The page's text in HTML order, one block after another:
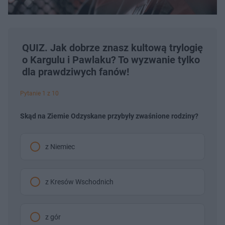
QUIZ. Jak dobrze znasz kultową trylogię
o Kargulu i Pawlaku? To wyzwanie tylko
dla prawdziwych fanów!
Pytanie 1 z 10
Skąd na Ziemie Odzyskane przybyły zwaśnione rodziny?
z Niemiec
z Kresów Wschodnich
z gór